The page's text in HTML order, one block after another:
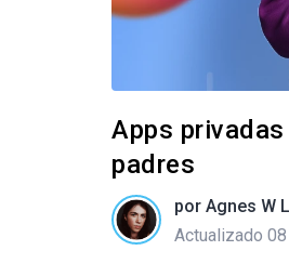
Apps
padres
por Agnes W
Actualizado